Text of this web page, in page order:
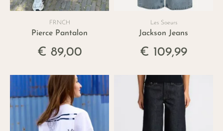
FRNCH
Pierce Pantalon
€ 89,00
Les Soeurs
Jackson Jeans
€ 109,99